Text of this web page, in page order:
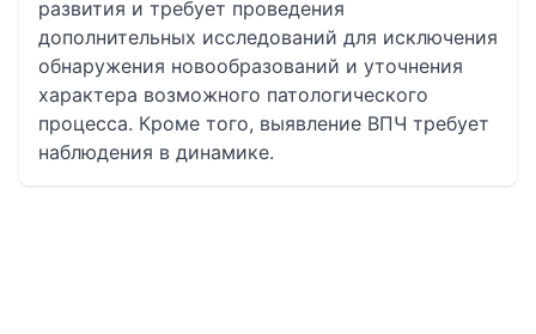
развития и требует проведения
дополнительных исследований для исключения
обнаружения новообразований и уточнения
характера возможного патологического
процесса. Кроме того, выявление ВПЧ требует
наблюдения в динамике.